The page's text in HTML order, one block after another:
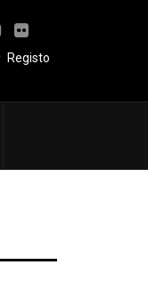
Registo